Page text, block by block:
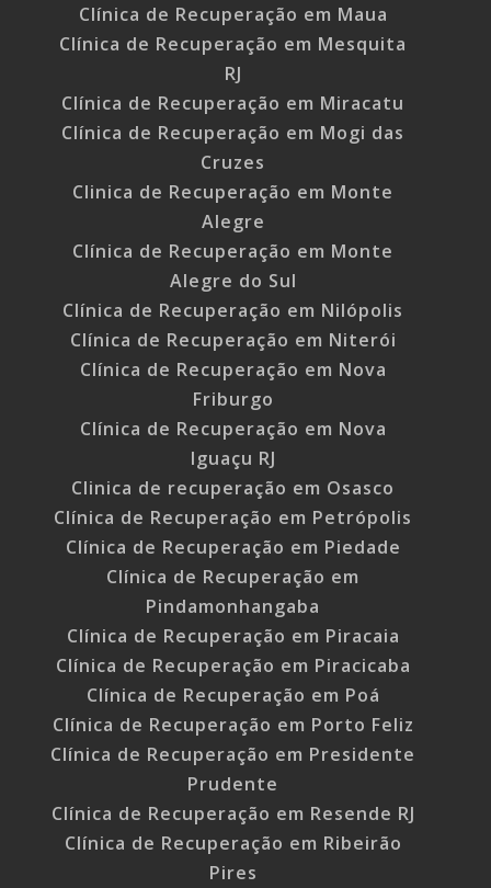
Clínica de Recuperação em Maua
Clínica de Recuperação em Mesquita
RJ
Clínica de Recuperação em Miracatu
Clínica de Recuperação em Mogi das
Cruzes
Clinica de Recuperação em Monte
Alegre
Clínica de Recuperação em Monte
Alegre do Sul
Clínica de Recuperação em Nilópolis
Clínica de Recuperação em Niterói
Clínica de Recuperação em Nova
Friburgo
Clínica de Recuperação em Nova
Iguaçu RJ
Clinica de recuperação em Osasco
Clínica de Recuperação em Petrópolis
Clínica de Recuperação em Piedade
Clínica de Recuperação em
Pindamonhangaba
Clínica de Recuperação em Piracaia
Clínica de Recuperação em Piracicaba
Clínica de Recuperação em Poá
Clínica de Recuperação em Porto Feliz
Clínica de Recuperação em Presidente
Prudente
Clínica de Recuperação em Resende RJ
Clínica de Recuperação em Ribeirão
Pires